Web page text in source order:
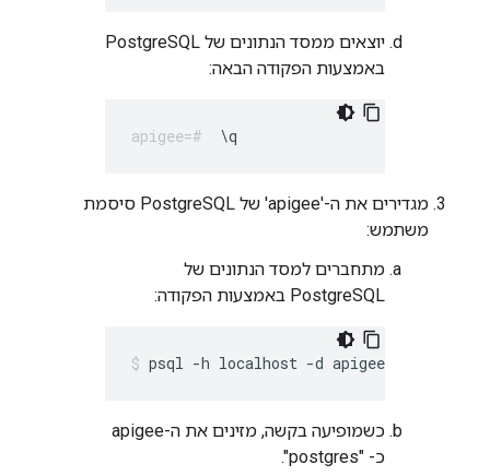
יוצאים ממסד הנתונים של PostgreSQL
באמצעות הפקודה הבאה:
\q
מגדירים את ה-'apigee' של PostgreSQL סיסמת
משתמש:
מתחברים למסד הנתונים של
PostgreSQL באמצעות הפקודה:
psql -h localhost -d apigee -U apigee
כשמופיעה בקשה, מזינים את ה-apigee
כ- "postgres".